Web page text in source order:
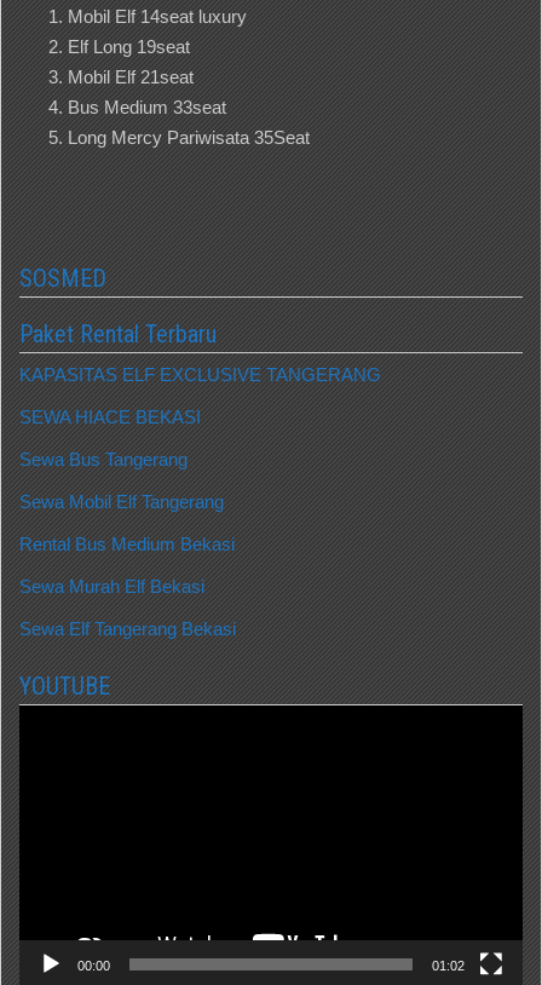
Mobil Elf 14seat luxury
Elf Long 19seat
Mobil Elf 21seat
Bus Medium 33seat
Long Mercy Pariwisata 35Seat
SOSMED
Paket Rental Terbaru
KAPASITAS ELF EXCLUSIVE TANGERANG
SEWA HIACE BEKASI
Sewa Bus Tangerang
Sewa Mobil Elf Tangerang
Rental Bus Medium Bekasi
Sewa Murah Elf Bekasi
Sewa Elf Tangerang Bekasi
YOUTUBE
00:00 01:02